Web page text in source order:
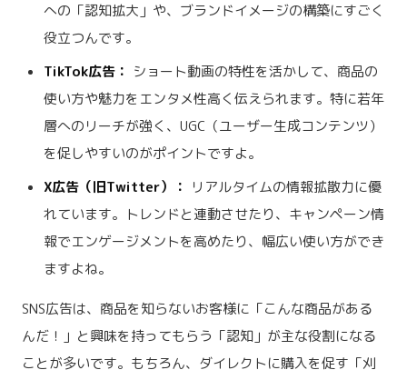
への「認知拡大」や、ブランドイメージの構築にすごく
役立つんです。
TikTok広告： ショート動画の特性を活かして、商品の
使い方や魅力をエンタメ性高く伝えられます。特に若年
層へのリーチが強く、UGC（ユーザー生成コンテンツ）
を促しやすいのがポイントですよ。
X広告（旧Twitter）：
リアルタイムの情報拡散力に優
れています。トレンドと連動させたり、キャンペーン情
報でエンゲージメントを高めたり、幅広い使い方ができ
ますよね。
SNS広告は、商品を知らないお客様に「こんな商品がある
んだ！」と興味を持ってもらう「認知」が主な役割になる
ことが多いです。もちろん、ダイレクトに購入を促す「刈